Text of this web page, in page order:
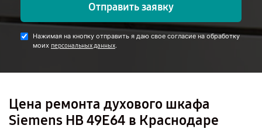
Отправить заявку
Нажимая на кнопку отправить я даю свое согласие на обработку
моих персональных данных.
Цена ремонта духового шкафа
Siemens HB 49E64 в Краснодаре